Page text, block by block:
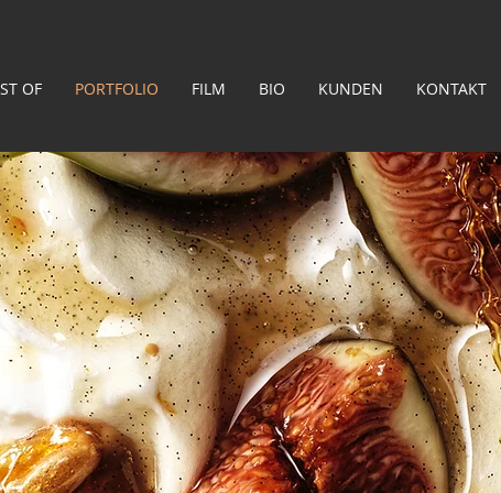
OF PORTFOLIO FILM BIO KUNDEN KONTAKT